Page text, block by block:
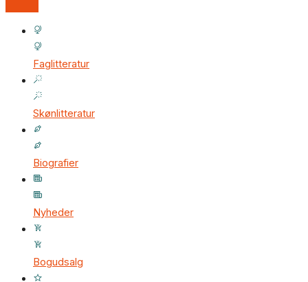
Faglitteratur
Skønlitteratur
Biografier
Nyheder
Bogudsalg